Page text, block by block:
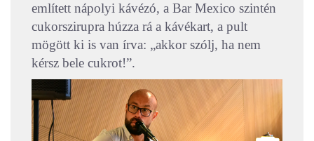
említett nápolyi kávézó, a Bar Mexico szintén
cukorszirupra húzza rá a kávékart, a pult
mögött ki is van írva: „akkor szólj, ha nem
kérsz bele cukrot!”.